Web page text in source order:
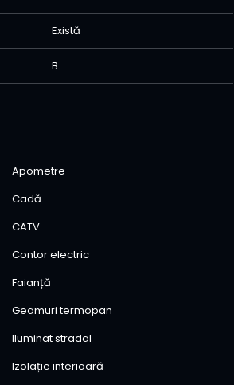
Există
B
Apometre
Cadă
CATV
Contor electric
Faianță
Geamuri termopan
Iluminat stradal
Izolație interioară